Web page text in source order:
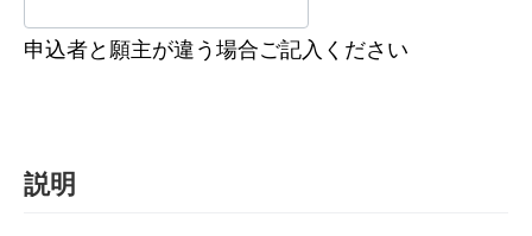
申込者と願主が違う場合ご記入ください
説明